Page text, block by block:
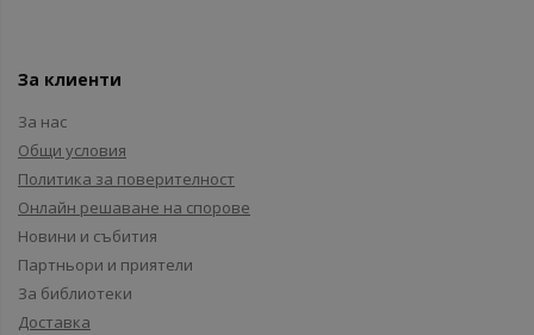
За клиенти
За нас
Общи условия
Политика за поверителност
Онлайн решаване на спорове
Новини и събития
Партньори и приятели
За библиотеки
Доставка